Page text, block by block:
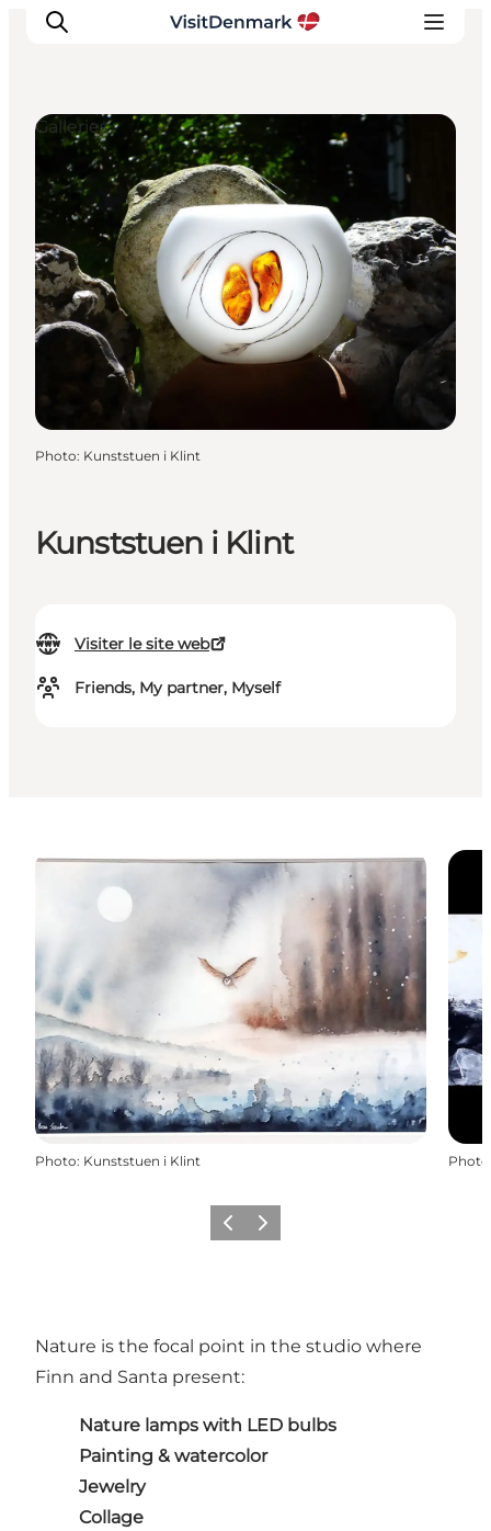
Inspirations
Destinations
Quoi faire
Hébergements
Planifiez votre voyage
Kunststuen i Klint
Visiter le site web
Friends, My partner, Myself
Galleries
Photo: Kunststuen i Klint
Photo: Kunststuen i Klint Photo
PrécédentSuivant
Nature is the focal point in the studio where
Finn and Santa present:
Nature lamps with LED bulbs
Painting & watercolor
Jewelry
Collage